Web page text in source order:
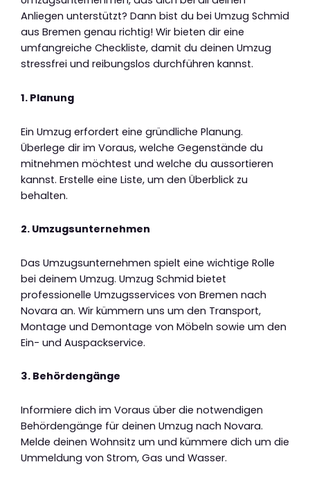
Anliegen unterstützt? Dann bist du bei Umzug Schmid
aus Bremen genau richtig! Wir bieten dir eine
umfangreiche Checkliste, damit du deinen Umzug
stressfrei und reibungslos durchführen kannst.
1. Planung
Ein Umzug erfordert eine gründliche Planung.
Überlege dir im Voraus, welche Gegenstände du
mitnehmen möchtest und welche du aussortieren
kannst. Erstelle eine Liste, um den Überblick zu
behalten.
2. Umzugsunternehmen
Das Umzugsunternehmen spielt eine wichtige Rolle
bei deinem Umzug. Umzug Schmid bietet
professionelle Umzugsservices von Bremen nach
Novara an. Wir kümmern uns um den Transport,
Montage und Demontage von Möbeln sowie um den
Ein- und Auspackservice.
3. Behördengänge
Informiere dich im Voraus über die notwendigen
Behördengänge für deinen Umzug nach Novara.
Melde deinen Wohnsitz um und kümmere dich um die
Ummeldung von Strom, Gas und Wasser.